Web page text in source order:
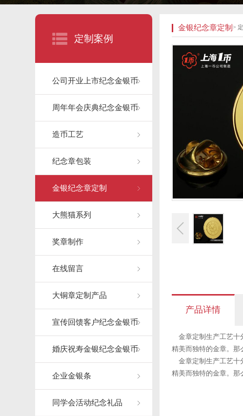
定制案例
公司开业上市纪念金银币
周年年会庆典纪念金银币
造币工艺
纪念章包装
金银纪念章定制
大熊猫系列
奖章制作
在线留言
大铜章定制产品
宣传回馈客户纪念金银币
婚庆祝寿金银纪念金银币
企业金银条
同学会活动纪念礼品
金银纪念章定制 >
产品详情
金章定制生产工艺十
精美而独特的金章。那
金章定制生产工艺十
精美而独特的金章。那